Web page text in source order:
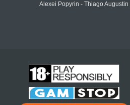
Alexei Popyrin - Thiago Augustin